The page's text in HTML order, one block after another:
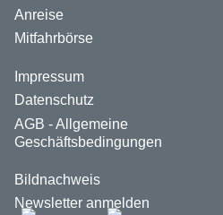
Anreise
Mitfahrbörse
Impressum
Datenschutz
AGB - Allgemeine
Geschäftsbedingungen
Bildnachweis
Newsletter anmelden